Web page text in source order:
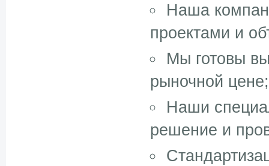
Наша
проектами и
Мы готовы
рыночной цене;
Наши
решение и